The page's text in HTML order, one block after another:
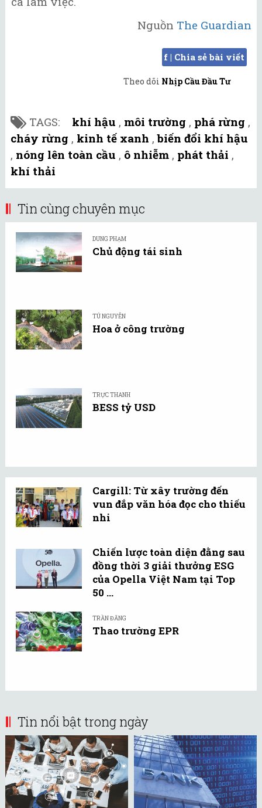
Nguồn The Guardian
f | Chia sẻ bài viết
Theo dõi Nhịp Cầu Đầu Tư
TAGS: khí hậu , môi trường , phá rừng ,
cháy rừng , kinh tế xanh ,biến đổi khí hậu
, nóng lên toàn cầu , ô nhiễm , phát thải ,
khí thải
Tin cùng chuyên mục
DUNG PHẠM
Chủ động tái sinh
TÚ NGUYỄN
Hoa ở công trường
TRỰC THANH
BESS tỷ USD
Cargill: Từ xây trường đến
vun đắp văn hóa đọc cho thiếu
nhi
Chiến lược toàn diện đằng sau
đồng thời 3 giải thưởng ESG
của Opella Việt Nam tại Top
50 ...
TRẦN ĐĂNG
Thao trường EPR
Tin nổi bật trong ngày